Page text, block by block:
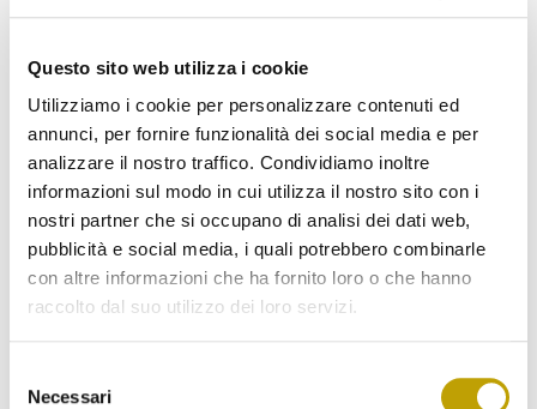
Questo sito web utilizza i cookie
Utilizziamo i cookie per personalizzare contenuti ed
annunci, per fornire funzionalità dei social media e per
analizzare il nostro traffico. Condividiamo inoltre
informazioni sul modo in cui utilizza il nostro sito con i
nostri partner che si occupano di analisi dei dati web,
pubblicità e social media, i quali potrebbero combinarle
con altre informazioni che ha fornito loro o che hanno
raccolto dal suo utilizzo dei loro servizi.
delNecessari
ammorbiditaosponzata, ovvero bagnata con acqua,
La frisella non deve essere né troppo bagnata né troppo
asciutta: deve rimanere compatta e croccante
all’interno!
Evita quindi di lasciarla in ammollo per troppo
tempo, piuttosto bagna la sua superficie con
acqua a temperatura ambiente, nel modo più
omogeneo possibile (tastala per verificare che si
sia ammorbidita al punto giusto).
Dopo aver ammorbidito la frisella, non ti resta che
qualità.